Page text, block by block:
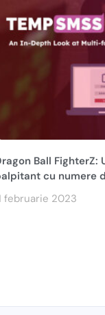
Ball FighterZ:
cu numere
februarie 2023